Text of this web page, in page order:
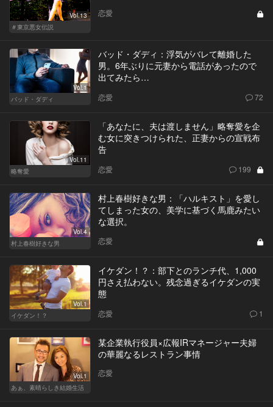
Vol.13
＃東京悪女伝説
恋愛
Vol.1
バッド・ダディ
バッド・ダディ：浮気がバレて離婚した
男。6年ぶりに元妻から電話があったので
出てみたら…
恋愛 72
Vol.11
略奪愛
「あなたに、夫は渡しません」略奪愛を企
む女に突きつけられた、正妻からの宣戦布
告
恋愛 199
Vol.4
村上春樹好きな男
村上春樹好きな男：「ハルキスト」を愛し
てしまった女の、美学に基づく馬鹿みたい
な選択。
恋愛
Vol.1
イケダン！？
イケダン！？：部下とのランチ代、1,000
円さえ払わない。残念過ぎるイケダンの実
態
恋愛 1
Vol.1
あぁ、素晴らしき結婚生活
某企業執行役員×広報IRマネージャー夫婦
の華麗なるレストラン事情
恋愛